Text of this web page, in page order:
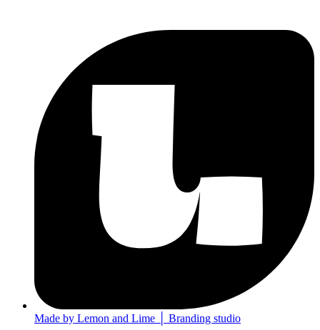
Made by Lemon and Lime │ Branding studio